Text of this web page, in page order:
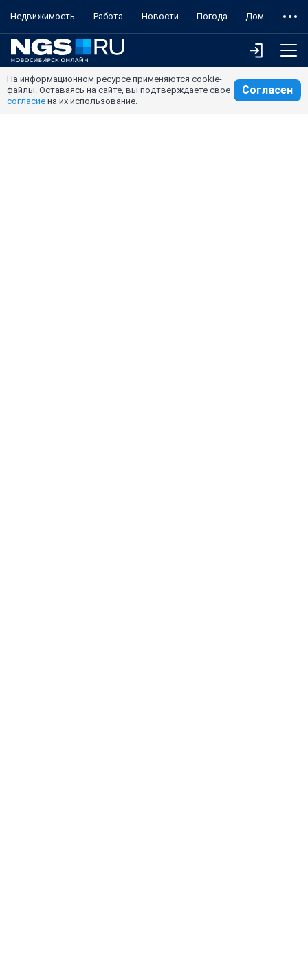
Недвижимость Работа Новости Погода Дом
На информационном ресурсе применяются cookie-
файлы. Оставаясь на сайте, вы подтверждаете свое
согласие на их использование.
Согласен